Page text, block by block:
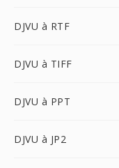
DJVU à RTF
DJVU à TIFF
DJVU à PPT
DJVU à JP2